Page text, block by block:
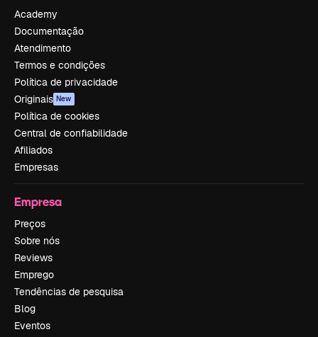
Academy
Documentação
Atendimento
Termos e condições
Política de privacidade
Originais New
Política de cookies
Central de confiabilidade
Afiliados
Empresas
Empresa
Preços
Sobre nós
Reviews
Emprego
Tendências de pesquisa
Blog
Eventos